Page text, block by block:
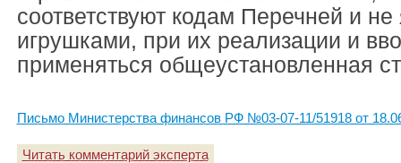
соответствуют кодам Перечней и
игрушками, при их реализации и
применяться общеустановленная
Письмо Министерства финансов РФ №03-07-11/51918 от
Читать комментарий эксперта